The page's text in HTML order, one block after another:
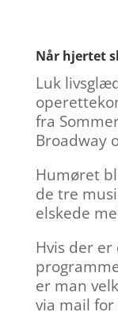
Når hjertet
Luk
fra
Broadway
Humøret
de tre
elskede
Hvis der
er man
via mail